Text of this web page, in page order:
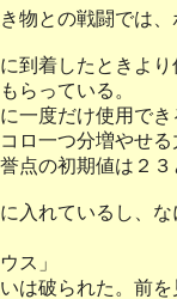
物との戦闘では
到着したときよ
らっている。
一度だけ使用で
ロ一つ分増やせ
点の初期値は２
入れているし、
ス」
は破られた。前